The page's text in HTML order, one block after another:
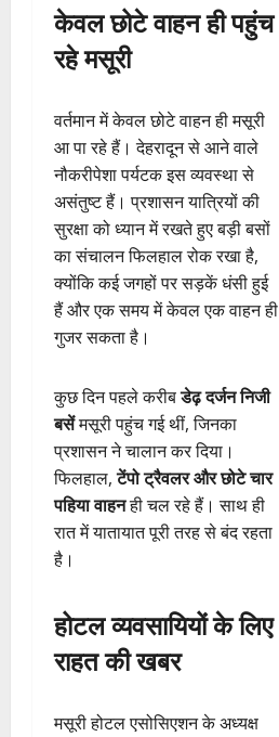
केवल छोटे वाहन ही पहुंच
रहे मसूरी
वर्तमान में केवल छोटे वाहन ही मसूरी
आ पा रहे हैं। देहरादून से आने वाले
नौकरीपेशा पर्यटक इस व्यवस्था से
असंतुष्ट हैं। प्रशासन यात्रियों की
सुरक्षा को ध्यान में रखते हुए बड़ी बसों
का संचालन फिलहाल रोक रखा है,
क्योंकि कई जगहों पर सड़कें धंसी हुई
हैं और एक समय में केवल एक वाहन ही
गुजर सकता है।
कुछ दिन पहले करीबडेढ़ दर्जन निजी
बसेंमसूरी पहुंच गई थीं, जिनका
प्रशासन ने चालान कर दिया।
फिलहाल,टेंपो ट्रैवलर और छोटे चार
पहिया वाहनही चल रहे हैं। साथ ही
रात में यातायात पूरी तरह से बंद रहता
है।
होटल व्यवसायियों के लिए
राहत की खबर
मसूरी होटल एसोसिएशन के अध्यक्ष